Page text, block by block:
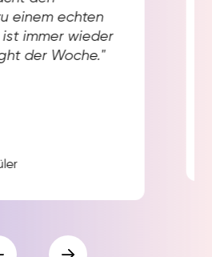
einem echten
ist immer wieder
der Woche."